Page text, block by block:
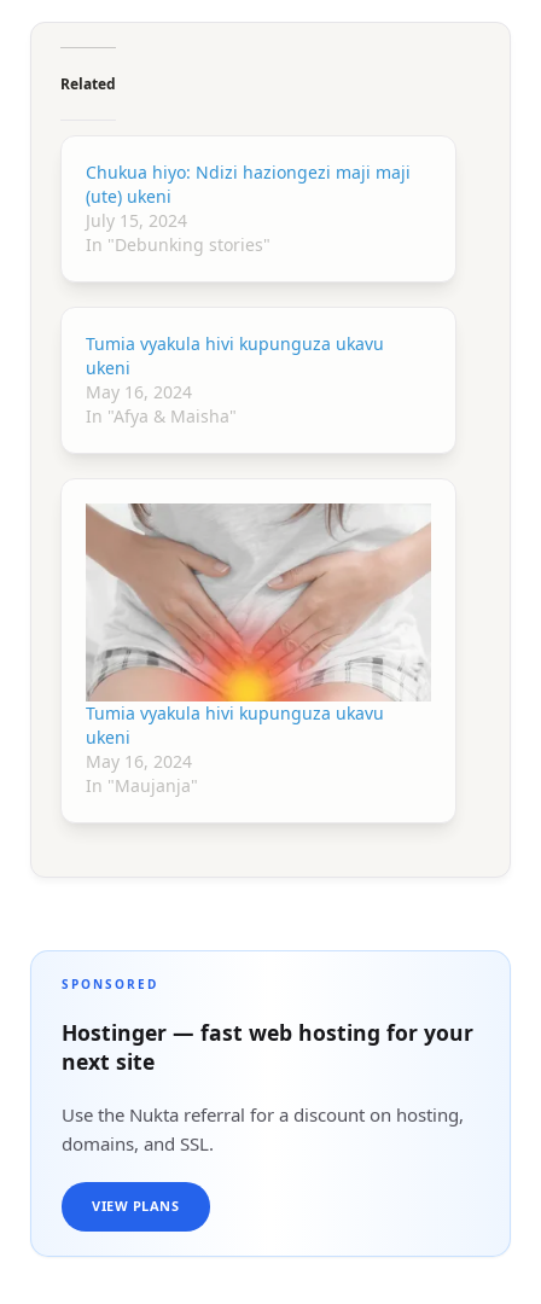
Related
Chukua hiyo: Ndizi haziongezi maji maji
(ute) ukeni
July 15, 2024
In "Debunking stories"
Tumia vyakula hivi kupunguza ukavu
ukeni
May 16, 2024
In "Afya & Maisha"
Tumia vyakula hivi kupunguza ukavu
ukeni
May 16, 2024
In "Maujanja"
SPONSORED
Hostinger — fast web hosting for your
next site
Use the Nukta referral for a discount on hosting,
domains, and SSL.
VIEW PLANS